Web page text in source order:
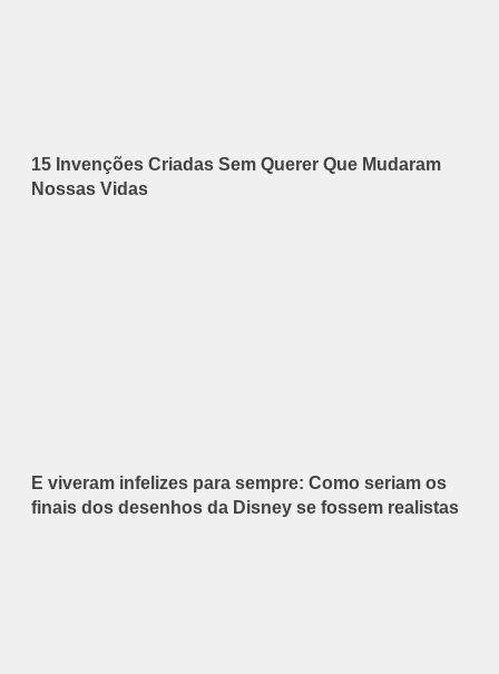
15 Invenções Criadas Sem Querer Que Mudaram
Nossas Vidas
E viveram infelizes para sempre: Como seriam os
finais dos desenhos da Disney se fossem realistas